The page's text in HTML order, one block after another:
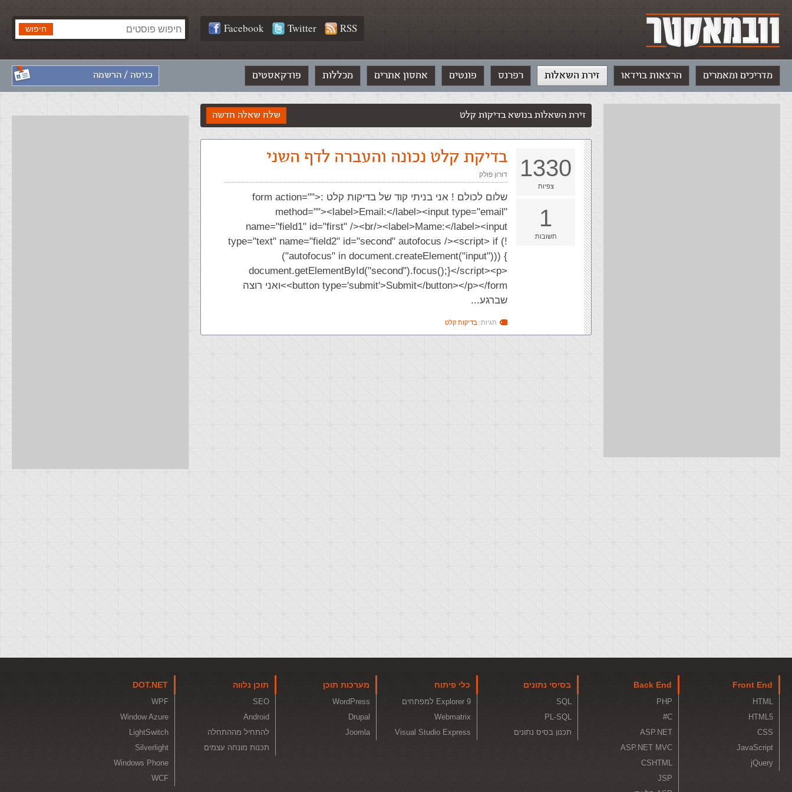
Facebook Twitter RSS
כניסה / הרשמה מדריכים ומאמרים הרצאות בוידאו זירת השאלות רפרנס פונטים אחסון אתרים מכללות פודקאסטים
שלח שאלה חדשה זירת השאלות בנושא בדיקות קלט
1330
צפיות
1
תשובות
בדיקת קלט נכונה והעברה לדף השני
דורון פולק
שלום לכולם ! אני בניתי קוד של בדיקות קלט :<form action=""
method=""><label>Email:</label><input type="email"
name="field1" id="first" /><br/><label>Mame:</label><input
type="text" name="field2" id="second" autofocus /><script> if (!
("autofocus" in document.createElement("input"))) {
document.getElementById("second").focus();}</script><p>
<button type='submit'>Submit</button></p></form>ואני רוצה
שברגע...
תגיות: בדיקות קלט
Front End
HTML
HTML5
CSS
JavaScript
jQuery
Back End
PHP
C#
ASP.NET
ASP.NET MVC
CSHTML
JSP
בסיסי נתונים
SQL
PL-SQL
תכנון בסיס נתונים
כלי פיתוח
Explorer 9 למפתחים
Webmatrix
Visual Studio Express
מערכות תוכן
WordPress
Drupal
Joomla
תוכן נלווה
SEO
Android
להתחיל מההתחלה
תכנות מונחה עצמים
DOT.NET
WPF
Window Azure
LightSwitch
Silverlight
Windows Phone
WCF